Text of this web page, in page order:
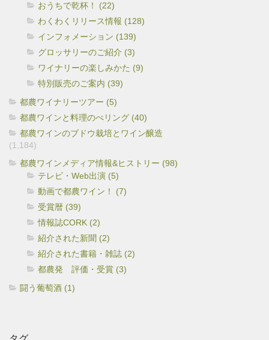
おうちで乾杯！ (22)
わくわくリリース情報 (128)
インフォメーション (139)
グロッサリーのご紹介 (3)
ワイナリーの楽しみかた (9)
特別販売のご案内 (39)
都農ワイナリーツアー (5)
都農ワインと料理のぺリング (40)
都農ワインのブドウ栽培とワイン醸造
(1,184)
都農ワインメディア情報&ヒストリー (98)
テレビ・Web出演 (5)
動画で都農ワイン！ (7)
受賞暦 (39)
情報誌CORK (2)
紹介された新聞 (2)
紹介された書籍・雑誌 (2)
都農発 評価・受賞 (3)
闘う葡萄酒 (1)